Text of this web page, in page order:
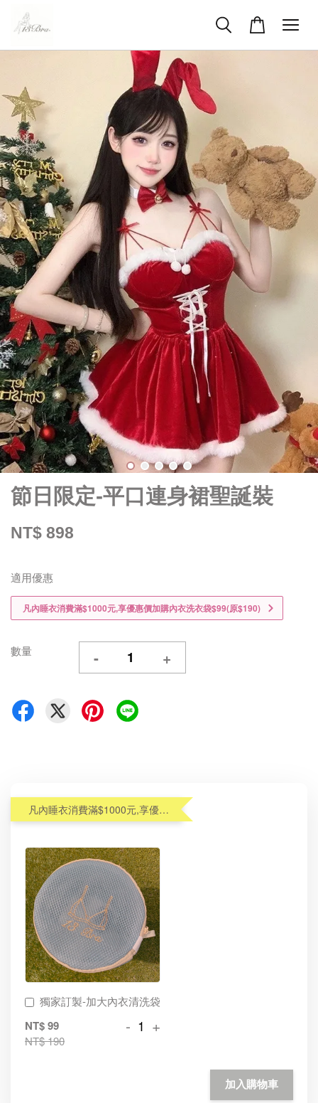
節日限定-平口連身裙聖誕裝
NT$ 898
適用優惠
凡內睡衣消費滿$1000元,享優惠價加購內衣洗衣袋$99(原$190)
數量 - +
凡內睡衣消費滿$1000元,享優惠價加購內衣洗衣袋$99(原$190)
獨家訂製-加大內衣清洗袋
NT$ 99
NT$ 190
- +
加入購物車